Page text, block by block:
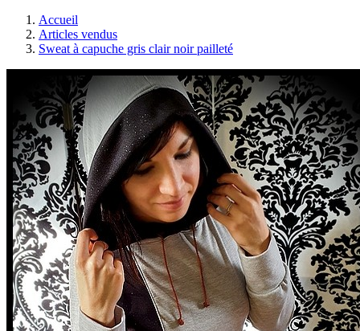
Accueil
Articles vendus
Sweat à capuche gris clair noir pailleté